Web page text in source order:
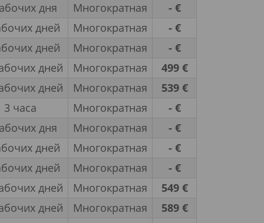
дня
Многократная
- €
дней
Многократная
- €
дней
Многократная
- €
дней
Многократная
499 €
дней
Многократная
539 €
3 часа
Многократная
- €
дня
Многократная
- €
дней
Многократная
- €
дней
Многократная
- €
дней
Многократная
549 €
дней
Многократная
589 €